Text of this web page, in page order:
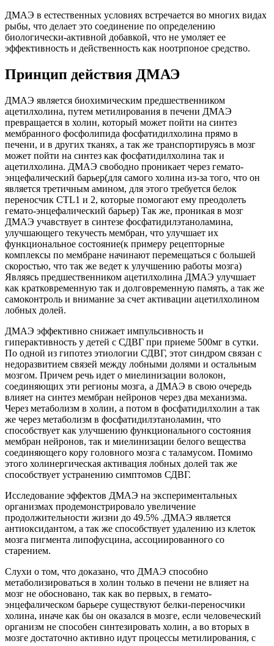
ДМАЭ в естественных условиях встречается во многих видах
рыбы, что делает это соединение по определению
биологически-активной добавкой, что не умоляет ее
эффективность и действенность как ноотрпоное средство.
Принцип действия ДМАЭ
ДМАЭ является биохимическим предшественником
ацетилхолина, путем метилирования в печени ДМАЭ
превращается в холин, который может пойти на синтез
мембранного фосфолипида фосфатидилхолина прямо в
печени, и в других тканях, а так же транспортируясь в мозг
может пойти на синтез как фосфатидилхолина так и
ацетилхолина. ДМАЭ свободно проникает через гемато-
энцефалический барьер(для самого холина из-за того, что он
является третичным амином, для этого требуется белок
переносчик CTL1 и 2, которые помогают ему преодолеть
гемато-энцефалический барьер) Так же, проникая в мозг
ДМАЭ учавствует в синтезе фосфатидилэтаноламина,
улучшающего текучесть мембран, что улучшает их
функциональное состояние(к примеру рецепторные
комплексы по мембране начинают перемещаться с большей
скоростью, что так же ведет к улучшению работы мозга)
Являясь предшественником ацетилхолина ДМАЭ улучшает
как кратковременную так и долговременную память, а так же
самоконтроль и внимание за счет активации ацетилхолином
лобных долей.
ДМАЭ эффективно снижает импульсивность и
гиперактивность у детей с СДВГ при приеме 500мг в сутки.
По одной из гипотез этиологии СДВГ, этот синдром связан с
недоразвитием связей между лобными долями и остальным
мозгом. Причем речь идет о миелинизации волокон,
соединяющих эти регионы мозга, а ДМАЭ в свою очередь
влияет на синтез мембран нейронов через два механизма.
Через метаболизм в холин, а потом в фосфатидилхолин а так
же через метаболизм в фосфатидилэтаноламин, что
способствует как улучшению функционального состояния
мембран нейронов, так и миелинизации белого вещества
соединяющего кору головного мозга с таламусом. Помимо
этого холинергическая активация лобных долей так же
способствует устранению симптомов СДВГ.
Исследование эффектов ДМАЭ на экспериментальных
организмах продемонстрировало увеличение
продолжительности жизни до 49.5% .ДМАЭ является
антиоксидантом, а так же способствует удалению из клеток
мозга пигмента липофусцина, ассоциированного со
старением.
Слухи о том, что доказано, что ДМАЭ способно
метаболизироваться в холин только в печени не влияет на
мозг не обосновано, так как во первых, в гемато-
энцефалическом барьере существуют белки-переносчики
холина, иначе как бы он оказался в мозге, если человеческий
организм не способен синтезировать холин, а во вторых в
мозге достаточно активно идут процессы метилирования, с